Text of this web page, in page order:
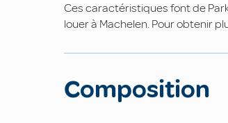
Ces caractéristiques font de
louer à Machelen. Pour obtenir
Composition